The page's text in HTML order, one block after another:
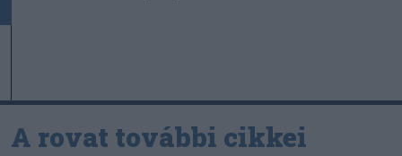
A rovat további cikkei